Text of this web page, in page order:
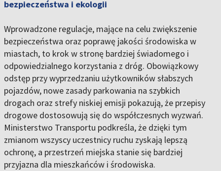
bezpieczeństwa i ekologii
Wprowadzone regulacje, mające na celu zwiększenie
bezpieczeństwa oraz poprawę jakości środowiska w
miastach, to krok w stronę bardziej świadomego i
odpowiedzialnego korzystania z dróg. Obowiązkowy
odstęp przy wyprzedzaniu użytkowników słabszych
pojazdów, nowe zasady parkowania na szybkich
drogach oraz strefy niskiej emisji pokazują, że przepisy
drogowe dostosowują się do współczesnych wyzwań.
Ministerstwo Transportu podkreśla, że dzięki tym
zmianom wszyscy uczestnicy ruchu zyskają lepszą
ochronę, a przestrzeń miejska stanie się bardziej
przyjazna dla mieszkańców i środowiska.